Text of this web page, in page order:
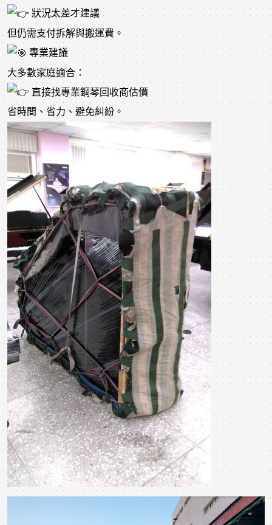
狀況太差才建議
但仍需支付拆解與搬運費。
專業建議
大多數家庭適合：
直接找專業鋼琴回收商估價
省時間、省力、避免糾紛。